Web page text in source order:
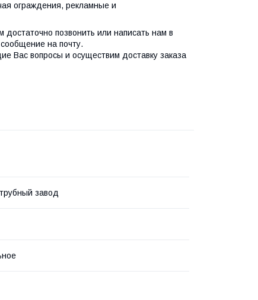
ограждения, рекламные и
позвонить или написать нам в
на почту.
Вас вопросы и осуществим доставку заказа
завод